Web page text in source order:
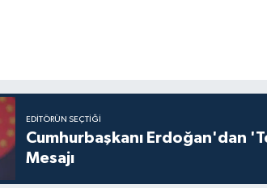
EDITÖRÜN SEÇTIĞI
Cumhurbaşkanı Erdoğan'dan
Mesajı